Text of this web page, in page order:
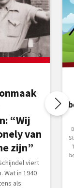
“Wij
van
zijn”
viert
Wat in 1940
als